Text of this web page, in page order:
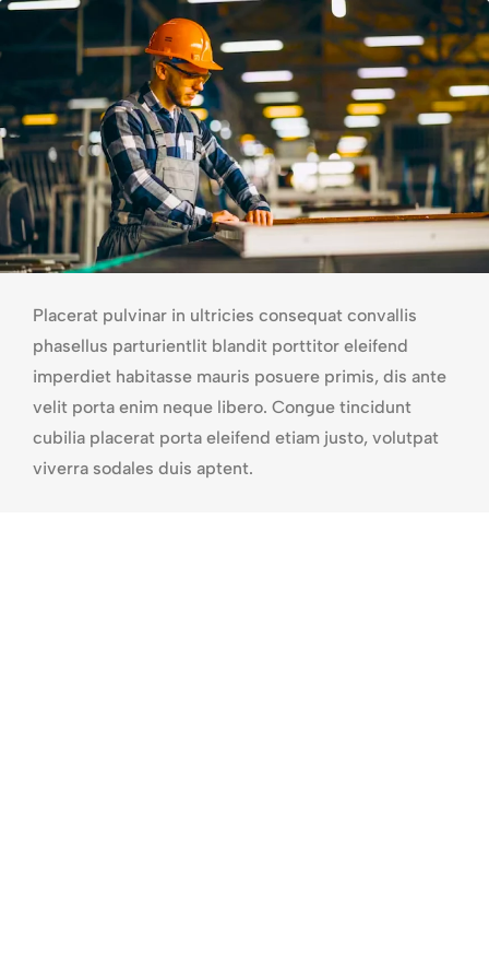
Placerat pulvinar in ultricies consequat convallis
phasellus parturientlit blandit porttitor eleifend
imperdiet habitasse mauris posuere primis, dis ante
velit porta enim neque libero. Congue tincidunt
cubilia placerat porta eleifend etiam justo, volutpat
viverra sodales duis aptent.